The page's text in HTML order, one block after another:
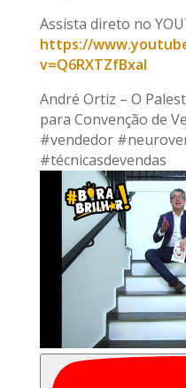
Assista direto no
https://
v=Q6RXTZfBxaI
André Ortiz – O
para Convenção de
#vendedor
#técnicasdevendas